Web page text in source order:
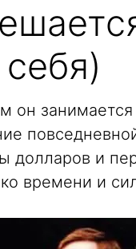
он
долларов и
времени и